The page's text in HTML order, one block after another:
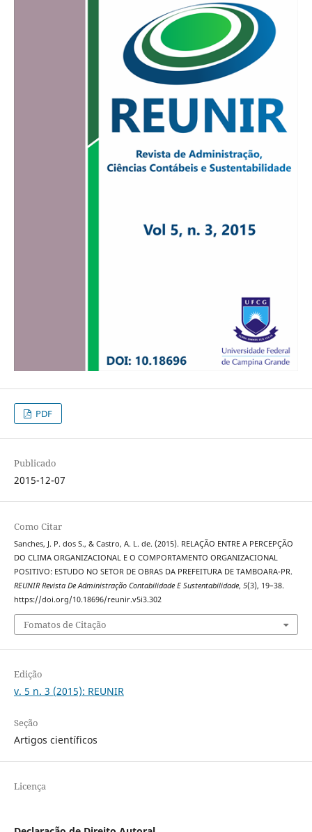
PDF
Publicado
2015-12-07
Como Citar
Sanches, J. P. dos S., & Castro, A. L. de. (2015). RELAÇÃO ENTRE A PERCEPÇÃO
DO CLIMA ORGANIZACIONAL E O COMPORTAMENTO ORGANIZACIONAL
POSITIVO: ESTUDO NO SETOR DE OBRAS DA PREFEITURA DE TAMBOARA-PR.
REUNIR Revista De Administração Contabilidade E Sustentabilidade, 5(3), 19–38.
https://doi.org/10.18696/reunir.v5i3.302
Fomatos de Citação
Edição
v. 5 n. 3 (2015): REUNIR
Seção
Artigos científicos
Licença